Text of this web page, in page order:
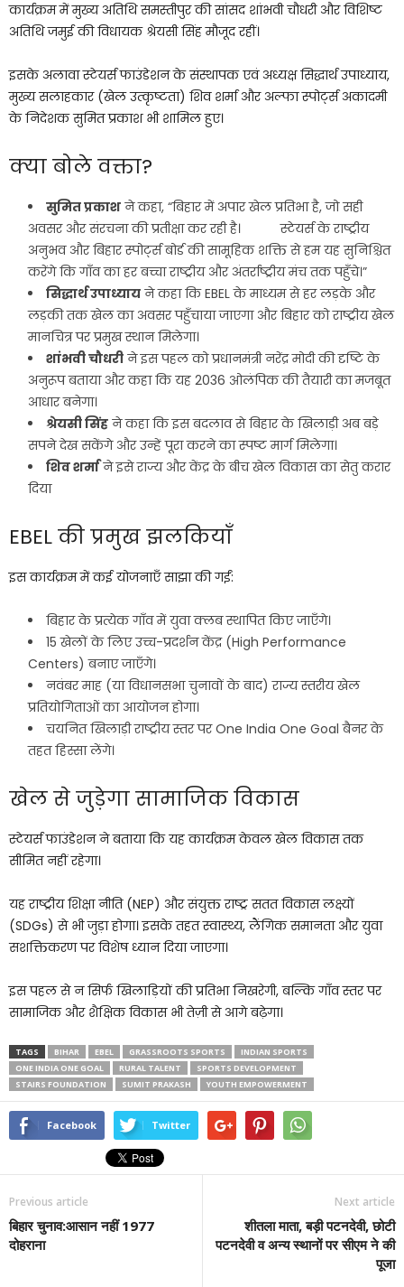
कार्यक्रम में मुख्य अतिथि समस्तीपुर की सांसद शांभवी चौधरी और विशिष्ट
अतिथि जमुई की विधायक श्रेयसी सिंह मौजूद रहीं।
इसके अलावा स्टेयर्स फाउंडेशन के संस्थापक एवं अध्यक्ष सिद्धार्थ उपाध्याय,
मुख्य सलाहकार (खेल उत्कृष्टता) शिव शर्मा और अल्फा स्पोर्ट्स अकादमी
के निदेशक सुमित प्रकाश भी शामिल हुए।
क्या बोले वक्ता?
सुमित प्रकाश ने कहा, “बिहार में अपार खेल प्रतिभा है, जो सही
अवसर और संरचना की प्रतीक्षा कर रही है। स्टेयर्स के राष्ट्रीय
अनुभव और बिहार स्पोर्ट्स बोर्ड की सामूहिक शक्ति से हम यह सुनिश्चित
करेंगे कि गाँव का हर बच्चा राष्ट्रीय और अंतर्राष्ट्रीय मंच तक पहुँचे।”
सिद्धार्थ उपाध्याय ने कहा कि EBEL के माध्यम से हर लड़के और
लड़की तक खेल का अवसर पहुँचाया जाएगा और बिहार को राष्ट्रीय खेल
मानचित्र पर प्रमुख स्थान मिलेगा।
शांभवी चौधरी ने इस पहल को प्रधानमंत्री नरेंद्र मोदी की दृष्टि के
अनुरूप बताया और कहा कि यह 2036 ओलंपिक की तैयारी का मजबूत
आधार बनेगा।
श्रेयसी सिंह ने कहा कि इस बदलाव से बिहार के खिलाड़ी अब बड़े
सपने देख सकेंगे और उन्हें पूरा करने का स्पष्ट मार्ग मिलेगा।
शिव शर्माने इसे राज्य और केंद्र के बीच खेल विकास का सेतु करार
दिया
EBEL की प्रमुख झलकियाँ
इस कार्यक्रम में कई योजनाएँ साझा की गईं:
बिहार के प्रत्येक गाँव में युवा क्लब स्थापित किए जाएँगे।
15 खेलों के लिए उच्च-प्रदर्शन केंद्र (High Performance
Centers) बनाए जाएँगे।
नवंबर माह (या विधानसभा चुनावों के बाद) राज्य स्तरीय खेल
प्रतियोगिताओं का आयोजन होगा।
चयनित खिलाड़ी राष्ट्रीय स्तर पर One India One Goal बैनर के
तहत हिस्सा लेंगे।
खेल से जुड़ेगा सामाजिक विकास
स्टेयर्स फाउंडेशन ने बताया कि यह कार्यक्रम केवल खेल विकास तक
सीमित नहीं रहेगा।
यह राष्ट्रीय शिक्षा नीति (NEP) और संयुक्त राष्ट्र सतत विकास लक्ष्यों
(SDGs) से भी जुड़ा होगा। इसके तहत स्वास्थ्य, लैंगिक समानता और युवा
सशक्तिकरण पर विशेष ध्यान दिया जाएगा।
इस पहल से न सिर्फ खिलाड़ियों की प्रतिभा निखरेगी, बल्कि गाँव स्तर पर
सामाजिक और शैक्षिक विकास भी तेज़ी से आगे बढ़ेगा।
TAGS BIHAR EBEL GRASSROOTS SPORTS
INDIAN SPORTS
ONE INDIA ONE GOAL
RURAL TALENT
SPORTS DEVELOPMENT
STAIRS FOUNDATION
SUMIT PRAKASH YOUTH EMPOWERMENT
Facebook Twitter
Previous article
बिहार चुनाव:आसान नहीं 1977
दोहराना
Next article
शीतला माता, बड़ी पटनदेवी, छोटी
पटनदेवी व अन्य स्थानों पर सीएम ने की
पूजा